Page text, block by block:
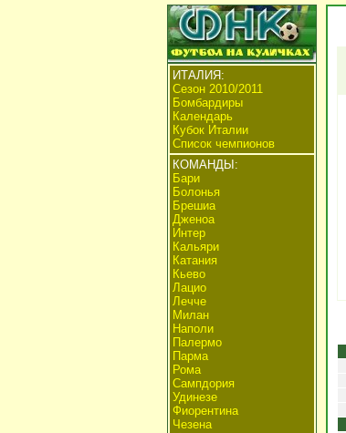
ИТАЛИЯ:
Сезон 2010/2011
Бомбардиры
Календарь
Кубок Италии
Список чемпионов
КОМАНДЫ:
Бари
Болонья
Брешиа
Дженоа
Интер
Кальяри
Катания
Кьево
Лацио
Лечче
Милан
Наполи
Палермо
Парма
Рома
Сампдория
Удинезе
Фиорентина
Чезена